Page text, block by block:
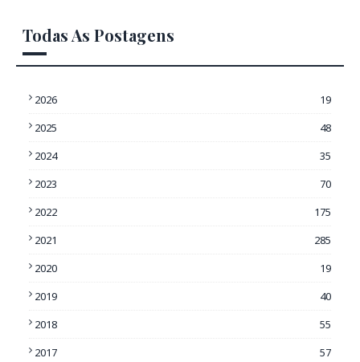
Todas As Postagens
2026
19
2025
48
2024
35
2023
70
2022
175
2021
285
2020
19
2019
40
2018
55
2017
57